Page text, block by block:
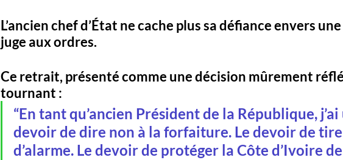
L’ancien chef d’État ne cache plus sa défiance envers
juge aux ordres.
Ce retrait, présenté comme une décision mûrement
tournant :
“En tant qu’ancien Président de la République,
devoir de dire non à la forfaiture. Le devoir de
d’alarme. Le devoir de protéger la Côte d’Ivoire de